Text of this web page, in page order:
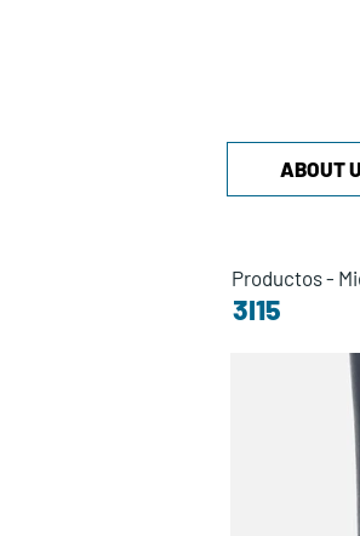
ABOUT
Productos-
3I15